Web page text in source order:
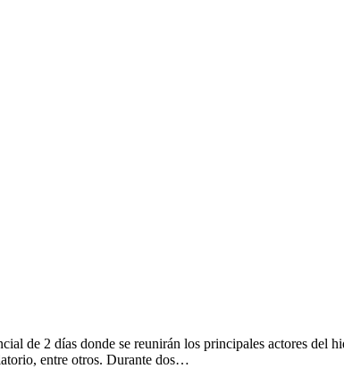
de 2 días donde se reunirán los principales actores del
entre otros. Durante dos…